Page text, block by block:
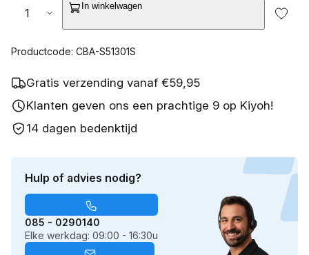
In winkelwagen
Productcode: CBA-S51301S
Gratis verzending vanaf €59,95
Klanten geven ons een prachtige 9 op Kiyoh!
14 dagen bedenktijd
Hulp of advies nodig?
085 - 0290140
Elke werkdag: 09:00 - 16:30u